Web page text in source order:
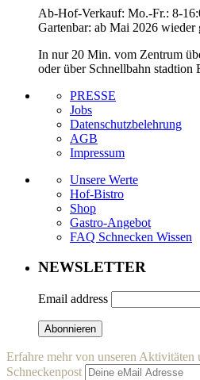
Ab-Hof-Verkauf: Mo.-Fr.: 8-
Gartenbar: ab Mai 2026 wieder
In nur 20 Min. vom Zentrum
oder über Schnellbahn stadtion
PRESSE
Jobs
Datenschutzbelehrung
AGB
Impressum
Unsere Werte
Hof-Bistro
Shop
Gastro-Angebot
FAQ Schnecken Wissen
NEWSLETTER
Email address
Erfahre mehr von unseren Aktivitäten
Schneckenpost